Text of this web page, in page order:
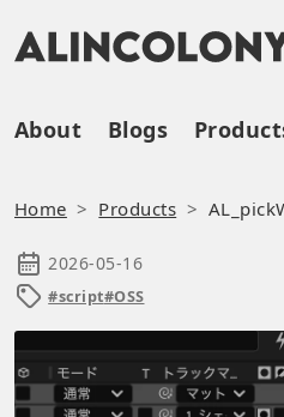
About Blogs
Home Products
2026-05-16
#script#OSS